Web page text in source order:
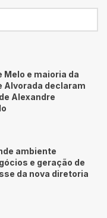
Melo e maioria da
Alvorada declaram
Alexandre
ambiente
e geração de
da nova diretoria